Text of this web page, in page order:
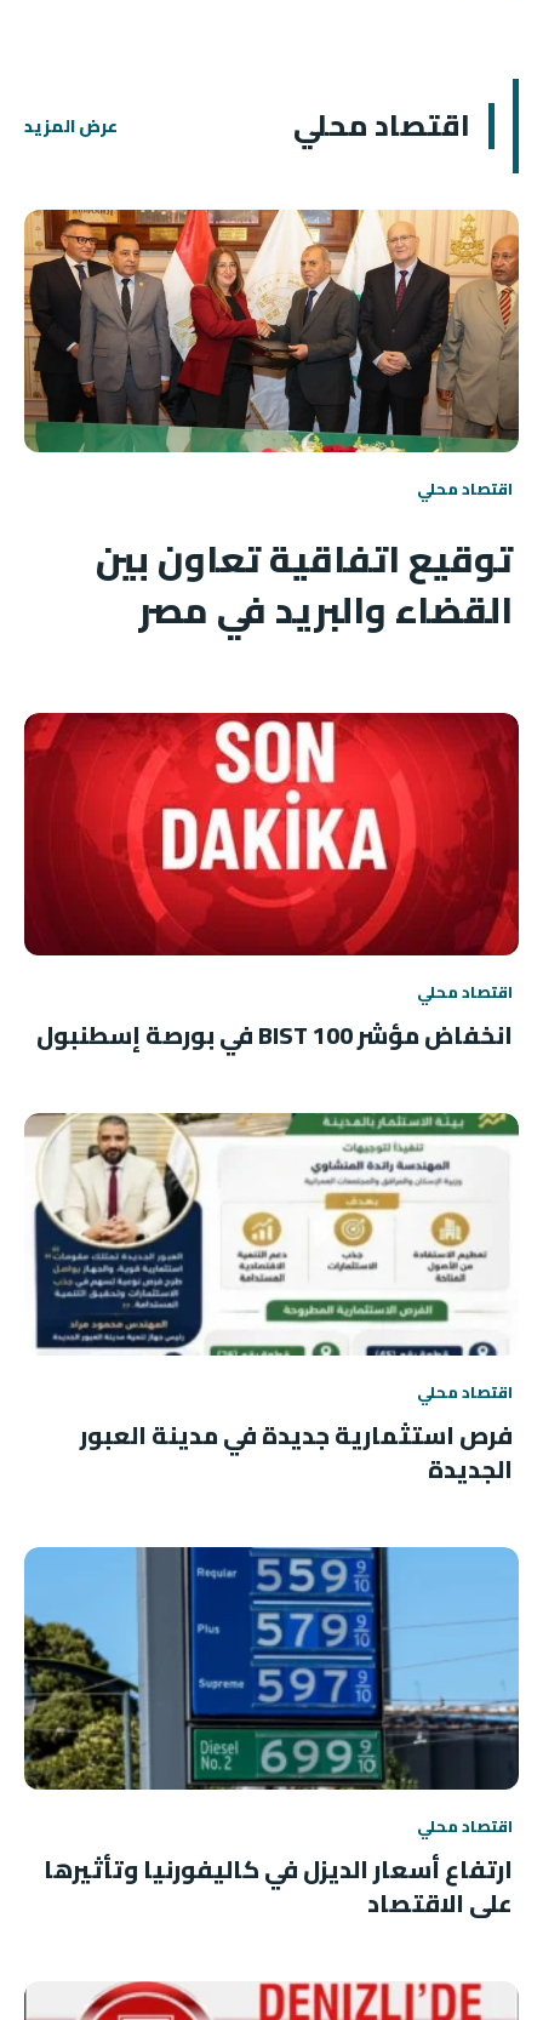
اقتصاد محلي عرض المزيد
اقتصاد محلي
توقيع اتفاقية تعاون بين
القضاء والبريد في مصر
اقتصاد محلي
انخفاض مؤشر BIST 100 في بورصة إسطنبول
اقتصاد محلي
فرص استثمارية جديدة في مدينة العبور
الجديدة
اقتصاد محلي
ارتفاع أسعار الديزل في كاليفورنيا وتأثيرها
على الاقتصاد